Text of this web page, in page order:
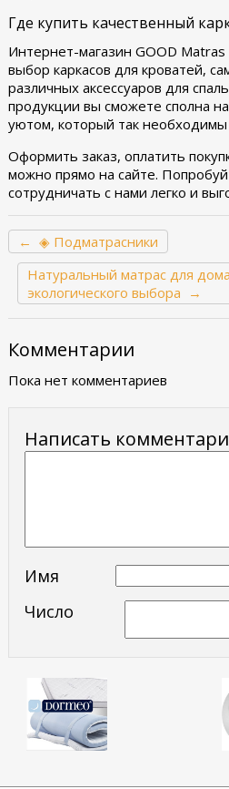
Где купить качественный
Интернет-магазин GOOD
выбор каркасов для кроватей,
различных аксессуаров для
продукции вы сможете сполна
уютом, который так
Оформить заказ, оплатить
можно прямо на сайте.
сотрудничать с нами легко и
← ◈ Подматрасники
Натуральный матрас для
экологического выбора →
Комментарии
Пока нет комментариев
Написать
Имя
Число